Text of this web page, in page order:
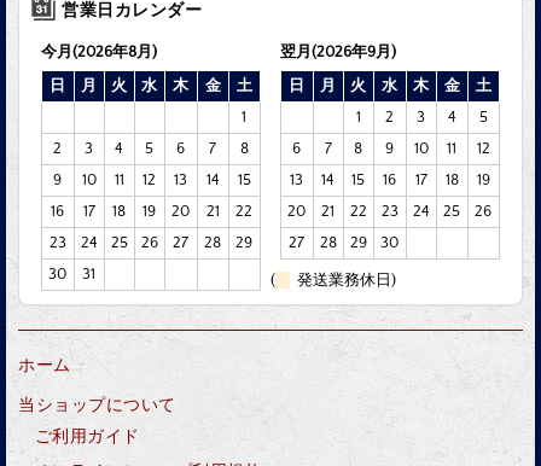
営業日カレンダー
今月(2026年8月)
日
月 火 水 木 金
土
1
2
3 4 5 6 7
8
9
10 11 12 13 14
15
16
17 18 19 20 21
22
23
24 25 26 27 28
29
30
31
翌月(2026年9月)
日
月 火 水 木 金
土
1
2 3 4
5
6
7 8 9 10 11
12
13
14 15 16 17 18
19
20
21 22 23 24 25
26
27
28 29 30
( 発送業務休日)
ホーム
当ショップについて
ご利用ガイド